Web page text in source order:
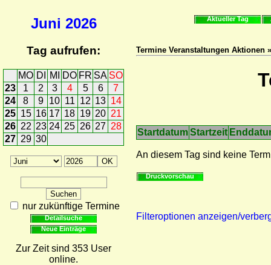
Juni 2026
Tag aufrufen:
MO DI MI DO FR SA SO
23
1 2 3 4 5 6
7
24
8 9 10 11 12 13 14
25 15 16 17 18 19 20 21
26 22 23 24 25 26 27 28
27 29 30
nur zukünftige Termine
Detailsuche
Neue Einträge
Zur Zeit sind 353 User
online.
Aktueller Tag
Termine Veranstaltungen Aktionen
StartdatumStartzeit
An diesem Tag sind keine
Druckvorschau
Filteroptionen anzeigen/